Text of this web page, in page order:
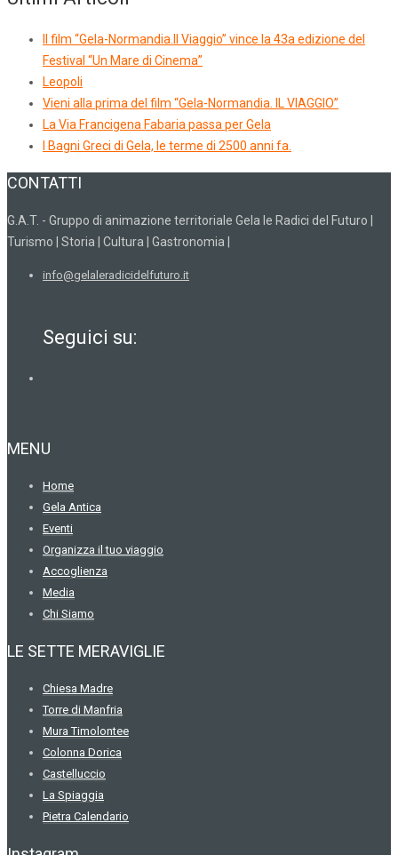
Il film “Gela-Normandia.Il Viaggio” vince la 43a edizione del
Festival “Un Mare di Cinema”
Leopoli
Vieni alla prima del film “Gela-Normandia. IL VIAGGIO”
La Via Francigena Fabaria passa per Gela
I Bagni Greci di Gela, le terme di 2500 anni fa.
CONTATTI
G.A.T. - Gruppo di animazione territoriale Gela le Radici del Futuro |
Turismo | Storia | Cultura | Gastronomia |
info@gelaleradicidelfuturo.it
Seguici su:
MENU
Home
Gela Antica
Eventi
Organizza il tuo viaggio
Accoglienza
Media
Chi Siamo
LE SETTE MERAVIGLIE
Chiesa Madre
Torre di Manfria
Mura Timolontee
Colonna Dorica
Castelluccio
La Spiaggia
Pietra Calendario